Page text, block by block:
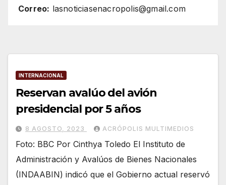
Correo: lasnoticiasenacropolis@gmail.com
INTERNACIONAL
Reservan avalúo del avión
presidencial por 5 años
8 AGOSTO, 2023 ACRÓPOLIS MULTIMEDIOS
Foto: BBC Por Cinthya Toledo El Instituto de
Administración y Avalúos de Bienes Nacionales
(INDAABIN) indicó que el Gobierno actual reservó